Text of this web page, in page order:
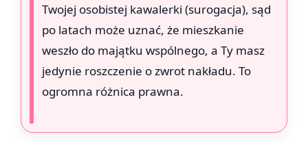
Twojej osobistej kawalerki (surogacja), sąd
po latach może uznać, że mieszkanie
weszło do majątku wspólnego, a Ty masz
jedynie roszczenie o zwrot nakładu. To
ogromna różnica prawna.